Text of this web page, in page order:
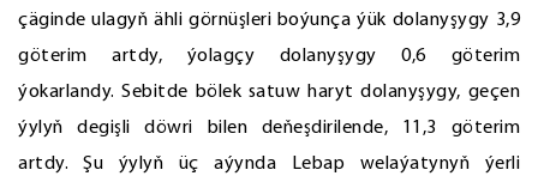
çäginde ulagyň ähli görnüşleri boýunça ýük dolanyşygy 3,9
göterim artdy, ýolagçy dolanyşygy 0,6 göterim
ýokarlandy. Sebitde bölek satuw haryt dolanyşygy, geçen
ýylyň degişli döwri bilen deňeşdirilende, 11,3 göterim
artdy. Şu ýylyň üç aýynda Lebap welaýatynyň ýerli